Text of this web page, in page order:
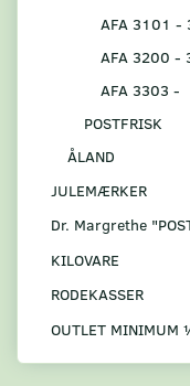
AFA 3101 -
AFA 3200 -
AFA 3303 -
POSTFRISK
ÅLAND
JULEMÆRKER
Dr. Margrethe
KILOVARE
RODEKASSER
OUTLET MINIMUM